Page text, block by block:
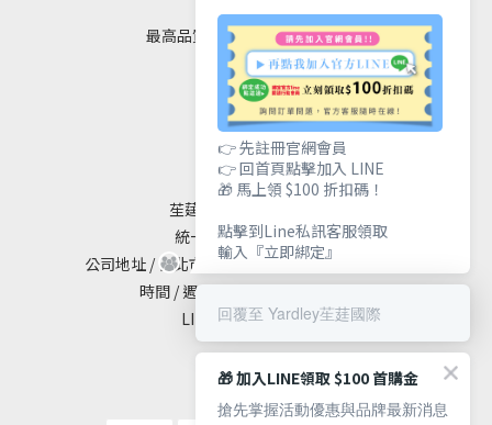
最高品質｜安全｜健康｜美麗
聯絡我們
苼莛國際生技有限公司
統一編號 / 90615838
公司地址 / 台北市大安區敦化南路二段65號19樓
時間 / 週一至週五 10:00 - 18:00
LINE@ / @yardley
👉 先註冊官網會員
👉 回首頁點擊加入 LINE
🎁 馬上領 $100 折扣碼！
點擊到Line私訊客服領取
輸入『立即綁定』
回覆至 Yardley苼莛國際
🎁 加入LINE領取 $100 首購金
搶先掌握活動優惠與品牌最新消息